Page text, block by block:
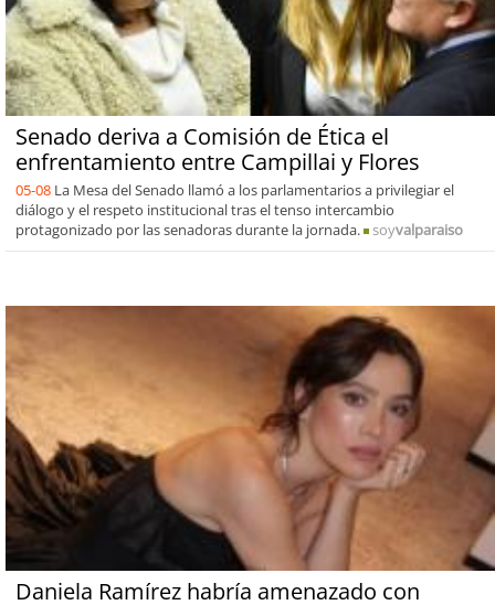
Senado deriva a Comisión de Ética el
enfrentamiento entre Campillai y Flores
05-08 La Mesa del Senado llamó a los parlamentarios a privilegiar el
diálogo y el respeto institucional tras el tenso intercambio
protagonizado por las senadoras durante la jornada.
soyvalparaiso
Daniela Ramírez habría amenazado con